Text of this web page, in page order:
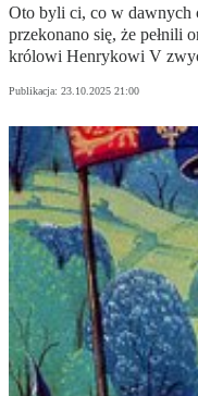
Oto byli ci, co w dawnych
przekonano się, że pełnili
królowi Henrykowi V
Publikacja: 23.10.2025 21:00